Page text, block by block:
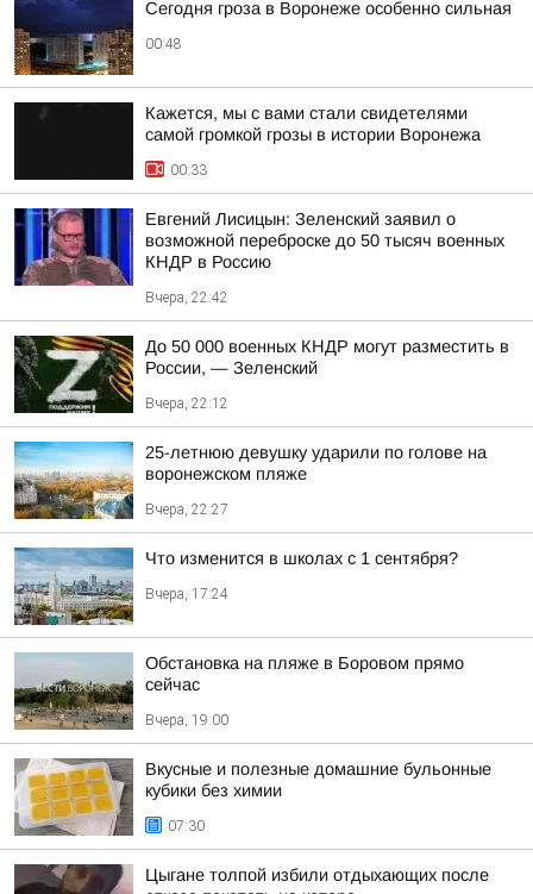
Сегодня гроза в Воронеже особенно сильная
00:48
Кажется, мы с вами стали свидетелями
самой громкой грозы в истории Воронежа
00:33
Евгений Лисицын: Зеленский заявил о
возможной переброске до 50 тысяч военных
КНДР в Россию
Вчера, 22:42
До 50 000 военных КНДР могут разместить в
России, — Зеленский
Вчера, 22:12
25-летнюю девушку ударили по голове на
воронежском пляже
Вчера, 22:27
Что изменится в школах с 1 сентября?
Вчера, 17:24
Обстановка на пляже в Боровом прямо
сейчас
Вчера, 19:00
Вкусные и полезные домашние бульонные
кубики без химии
07:30
Цыгане толпой избили отдыхающих после